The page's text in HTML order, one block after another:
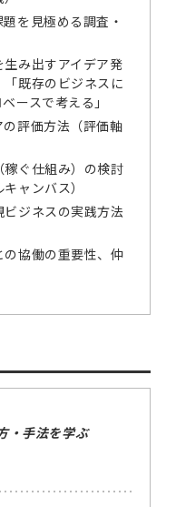
を見極める調査・
み出すアイデア発
既存のビジネスに
ースで考える」
評価方法（評価軸
稼ぐ仕組み）の検討
ャンバス）
ジネスの実践方法
協働の重要性、仲
・手法を学ぶ